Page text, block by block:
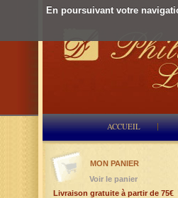
En poursuivant votre
ACCUEIL
MON PANIER
Voir le panier
Livraison gratuite à partir de 75€